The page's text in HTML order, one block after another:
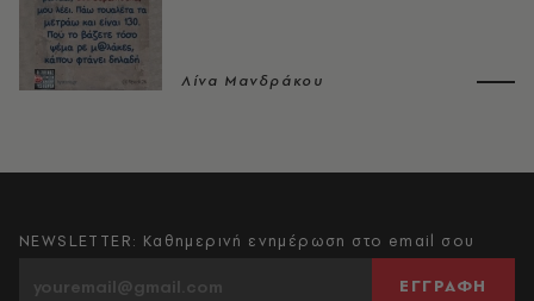
Λίνα Μανδράκου
NEWSLETTER: Καθημερινή ενημέρωση στο email σου
ΕΓΓΡΑΦΗ